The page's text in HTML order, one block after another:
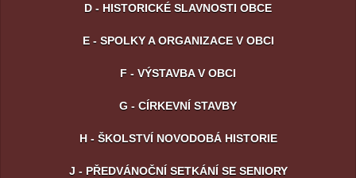
D - HISTORICKÉ SLAVNOSTI OBCE
E - SPOLKY A ORGANIZACE V OBCI
F - VÝSTAVBA V OBCI
G - CÍRKEVNÍ STAVBY
H - ŠKOLSTVÍ NOVODOBÁ HISTORIE
J - PŘEDVÁNOČNÍ SETKÁNÍ SE SENIORY